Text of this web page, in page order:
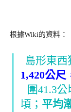
根據Wiki的資料：
島形東西
1,420公尺
圍41.3
頃； 平均